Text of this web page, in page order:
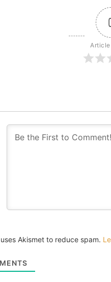
Akismet to reduce spam.